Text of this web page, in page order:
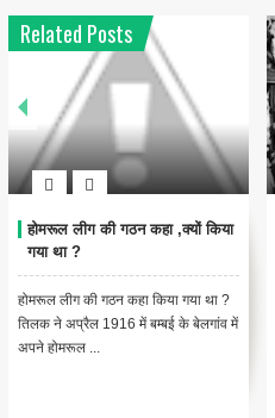
Related Posts
होमरूल लीग की गठन कहा ,क्यों किया
गया था ?
होमरूल लीग की गठन कहा किया गया था ?
तिलक ने अप्रैल 1916 में बम्बई के बेलगांव में
अपने होमरूल ...